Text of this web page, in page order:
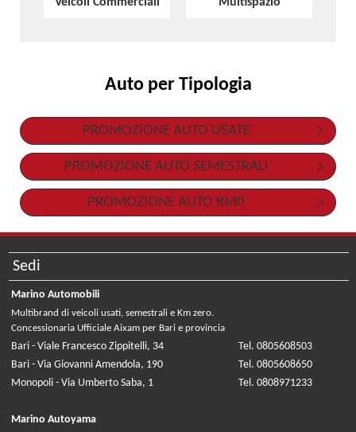
Auto per Tipologia
PROMOZIONE AUTO USATE
PROMOZIONE AUTO SEMESTRALI
PROMOZIONE AUTO KM0
Sedi
Marino Automobili
Multibrand di veicoli usati, semestrali e Km zero.
Concessionaria Ufficiale Aixam per Bari e provincia
Bari - Viale Francesco Zippitelli, 34
Tel. 0805608503
Bari - Via Giovanni Amendola, 190
Tel. 0805608650
Monopoli - Via Umberto Saba, 1
Tel. 0808971233
Marino Autoyama